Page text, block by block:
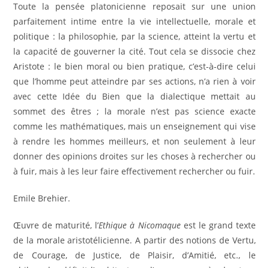
Toute la pensée platonicienne reposait sur une union
parfaitement intime entre la vie intellectuelle, morale et
politique : la philosophie, par la science, atteint la vertu et
la capacité de gouverner la cité. Tout cela se dissocie chez
Aristote : le bien moral ou bien pratique, c’est-à-dire celui
que l’homme peut atteindre par ses actions, n’a rien à voir
avec cette Idée du Bien que la dialectique mettait au
sommet des êtres ; la morale n’est pas science exacte
comme les mathématiques, mais un enseignement qui vise
à rendre les hommes meilleurs, et non seulement à leur
donner des opinions droites sur les choses à rechercher ou
à fuir, mais à les leur faire effectivement rechercher ou fuir.
Emile Brehier.
Œuvre de maturité, l’Ethique à Nicomaqueest le grand texte
de la morale aristotélicienne. A partir des notions de Vertu,
de Courage, de Justice, de Plaisir, d’Amitié, etc., le